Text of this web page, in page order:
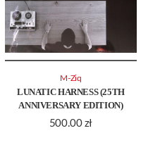
LUNATIC HARNESS (25TH
ANNIVERSARY EDITION)
500.00 zł
M-Ziq